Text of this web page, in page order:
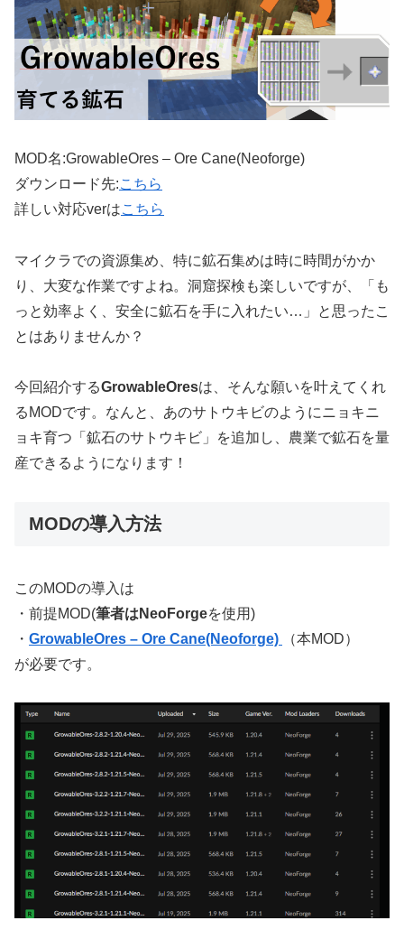
MOD名:GrowableOres – Ore Cane(Neoforge)
ダウンロード先:こちら
詳しい対応verはこちら
マイクラでの資源集め、特に鉱石集めは時に時間がかか
り、大変な作業ですよね。洞窟探検も楽しいですが、「も
っと効率よく、安全に鉱石を手に入れたい…」と思ったこ
とはありませんか？
今回紹介するGrowableOresは、そんな願いを叶えてくれ
るMODです。なんと、あのサトウキビのようにニョキニ
ョキ育つ「鉱石のサトウキビ」を追加し、農業で鉱石を量
産できるようになります！
MODの導入方法
このMODの導入は
・前提MOD(筆者はNeoForgeを使用)
・ GrowableOres – Ore Cane(Neoforge)
（本MOD）
が必要です。